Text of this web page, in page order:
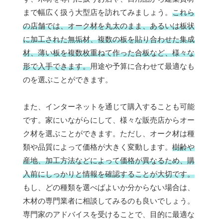
まで幅広く扱う大型店を訪れてみましょう。 これら
の店舗では、オーク材を丸太のまま、あるいは板状
に加工された無垢材、複数の板を貼り合わせた集成
材、薄い板を複数枚重ねて作った合板など、様々な
形で入手できます。用途や予算に合わせて最適なも
のを選ぶことができます。
また、インターネットを通じて購入することも可能
です。家にいながらにして、様々な販売店からオー
ク材を選ぶことができます。ただし、オーク材は種
類や品質によって価格が大きく変動します。 樹齢や
産地、加工方法などによって価格が異なるため、購
入前にしっかりと情報を確認することが大切です。
もし、どの種類を選べばよいか分からない場合は、
木材の専門業者に相談してみるのも良いでしょう。
専門家のアドバイスを受けることで、目的に最適な